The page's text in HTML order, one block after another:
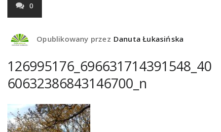
0
Opublikowany przez Danuta Łukasińska
126995176_696631714391548_40
60632386843146700_n